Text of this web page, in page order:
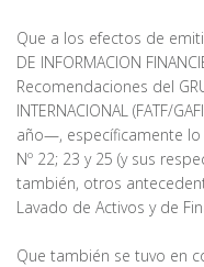
Que a los efectos de
DE INFORMACION
Recomendaciones del
INTERNACIONAL (FATF/
año—, específicamente
Nº 22; 23 y 25 (y sus
también, otros
Lavado de Activos y de
Que también se tuvo en